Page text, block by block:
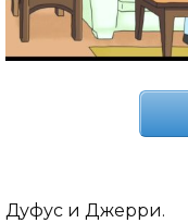
Дуфус и Джерри.